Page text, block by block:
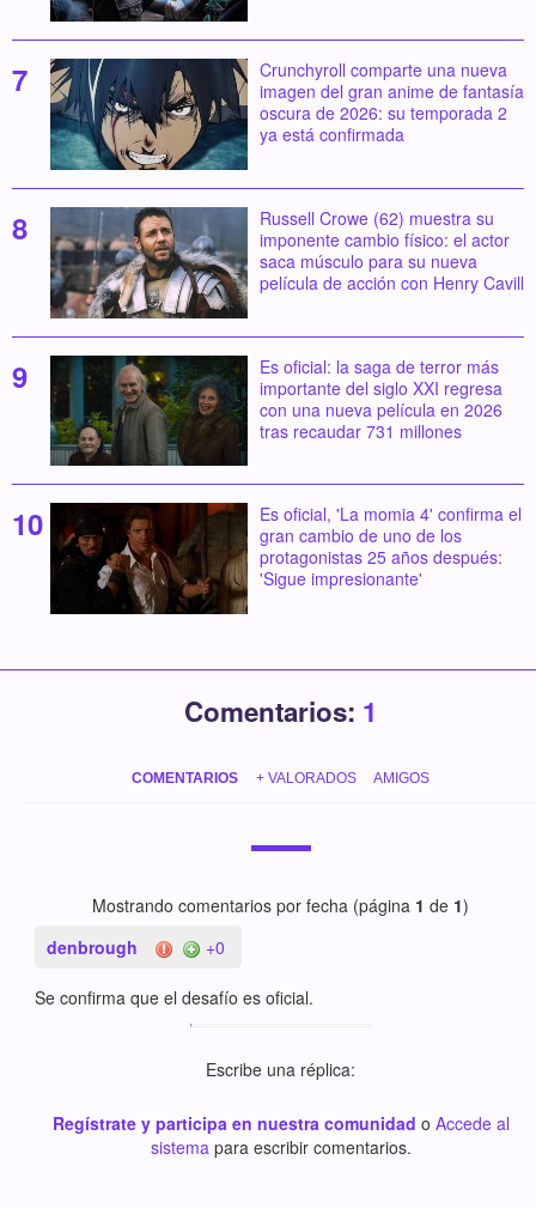
Crunchyroll comparte una nueva
imagen del gran anime de fantasía
oscura de 2026: su temporada 2
ya está confirmada
Russell Crowe (62) muestra su
imponente cambio físico: el actor
saca músculo para su nueva
película de acción con Henry Cavill
Es oficial: la saga de terror más
importante del siglo XXI regresa
con una nueva película en 2026
tras recaudar 731 millones
Es oficial, 'La momia 4' confirma el
gran cambio de uno de los
protagonistas 25 años después:
'Sigue impresionante'
Comentarios: 1
COMENTARIOS + VALORADOS AMIGOS
Mostrando comentarios por fecha (página 1 de 1)
denbrough
+0
Se confirma que el desafío es oficial.
Escribe una réplica:
Regístrate y participa en nuestra comunidad o Accede al
sistema para escribir comentarios.